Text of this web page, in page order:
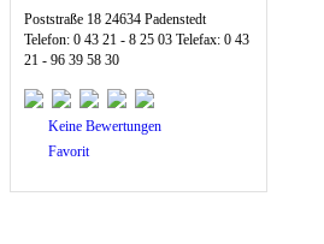
Poststraße 18 24634 Padenstedt
Telefon: 0 43 21 - 8 25 03 Telefax: 0 43
21 - 96 39 58 30
Keine Bewertungen
Favorit